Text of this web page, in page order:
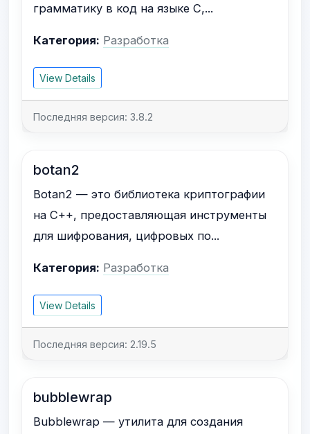
грамматику в код на языке C,...
Категория: Разработка
View Details
Последняя версия: 3.8.2
botan2
Botan2 — это библиотека криптографии
на C++, предоставляющая инструменты
для шифрования, цифровых по...
Категория: Разработка
View Details
Последняя версия: 2.19.5
bubblewrap
Bubblewrap — утилита для создания